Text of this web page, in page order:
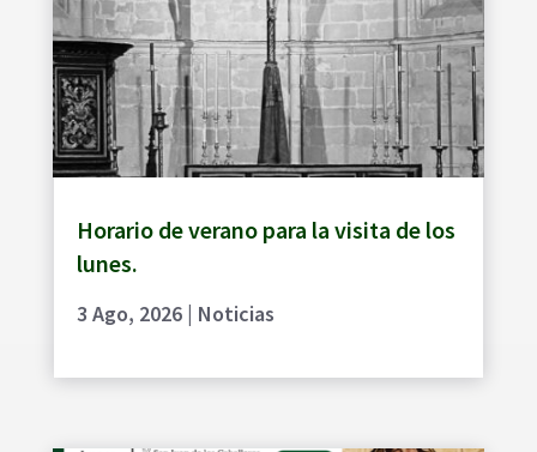
Horario de verano para la visita de los
lunes.
3 Ago, 2026| Noticias